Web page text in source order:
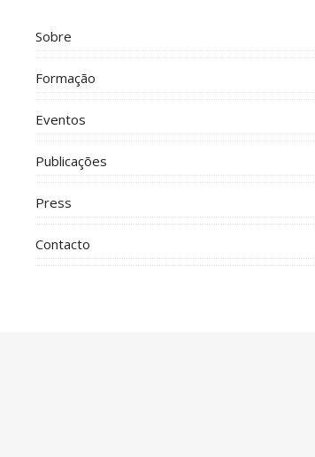
Sobre
Formação
Eventos
Publicações
Press
Contacto